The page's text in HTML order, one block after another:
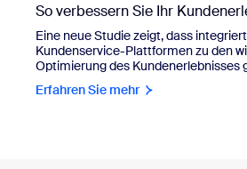
So verbessern Sie Ihr
Eine neue Studie zeigt, dass
Kundenservice-Plattformen zu den
Optimierung des Kundenerlebnisses
Erfahren Sie mehr